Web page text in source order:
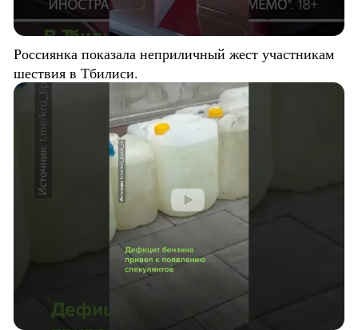
Россиянка показала неприличный жест участникам
шествия в Тбилиси.